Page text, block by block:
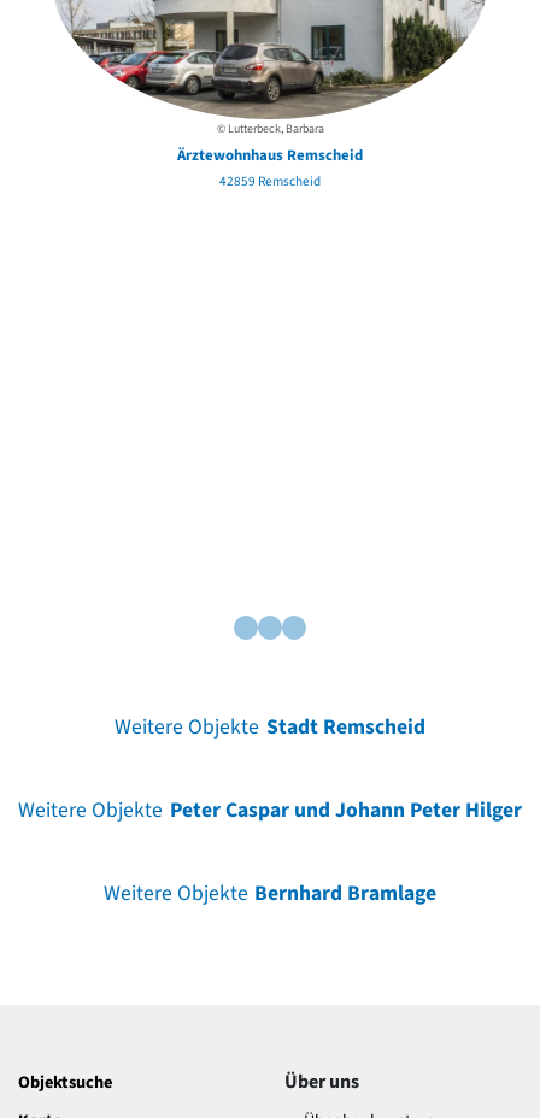
© Lutterbeck, Barbara
Ärztewohnhaus Remscheid
42859 Remscheid
Weitere Objekte Stadt Remscheid
Weitere Objekte Peter Caspar und Johann Peter Hilger
Weitere Objekte Bernhard Bramlage
Objektsuche
Über uns